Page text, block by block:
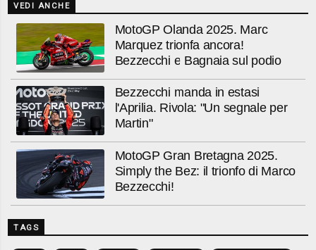
VEDI ANCHE
MotoGP Olanda 2025. Marc
Marquez trionfa ancora!
Bezzecchi e Bagnaia sul podio
Bezzecchi manda in estasi
l'Aprilia. Rivola: "Un segnale per
Martin"
MotoGP Gran Bretagna 2025.
Simply the Bez: il trionfo di Marco
Bezzecchi!
TAGS